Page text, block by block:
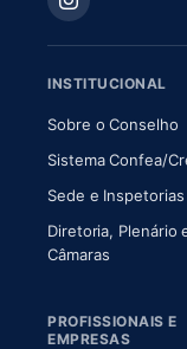
INSTITUCIONAL
Sobre o Conselho
Sistema Confea/
Sede e Inspetorias
Diretoria, Plenário
Câmaras(abre em
PROFISSIONAIS E
EMPRESAS